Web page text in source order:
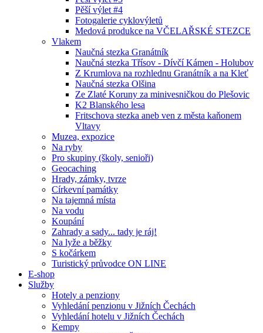
Pěší výlet #4
Fotogalerie cyklovýletů
Medová produkce na VČELAŘSKÉ STEZCE
Vlakem
Naučná stezka Granátník
Naučná stezka Třísov - Dívčí Kámen - Holubov
Z Krumlova na rozhlednu Granátník a na Kleť
Naučná stezka Olšina
Ze Zlaté Koruny za minivesničkou do Plešovic
K2 Blanského lesa
Fritschova stezka aneb ven z města kaňonem
Vltavy
Muzea, expozice
Na ryby
Pro skupiny (školy, senioři)
Geocaching
Hrady, zámky, tvrze
Církevní památky
Na tajemná místa
Na vodu
Koupání
Zahrady a sady... tady je ráj!
Na lyže a běžky
S kočárkem
Turistický průvodce ON LINE
E-shop
Služby
Hotely a penziony
Vyhledání penzionu v Jižních Čechách
Vyhledání hotelu v Jižních Čechách
Kempy